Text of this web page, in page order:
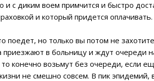
с диким воем примчится и быстро
и который придется оплачивать.
поедет, но только вы потом не
приезжают в больницу и ждут очереди
конечно возьмут без очереди, если
не смешно совсем. В пик эпидемий,